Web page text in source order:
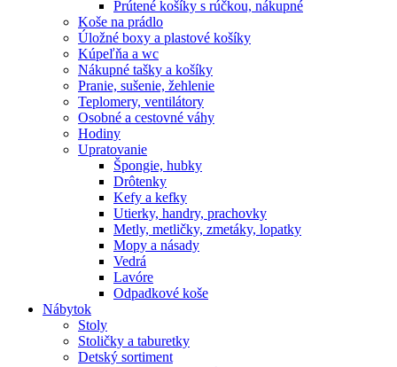
Prútené košíky s rúčkou, nákupné
Koše na prádlo
Úložné boxy a plastové košíky
Kúpeľňa a wc
Nákupné tašky a košíky
Pranie, sušenie, žehlenie
Teplomery, ventilátory
Osobné a cestovné váhy
Hodiny
Upratovanie
Špongie, hubky
Drôtenky
Kefy a kefky
Utierky, handry, prachovky
Metly, metličky, zmetáky, lopatky
Mopy a násady
Vedrá
Lavóre
Odpadkové koše
Nábytok
Stoly
Stoličky a taburetky
Detský sortiment